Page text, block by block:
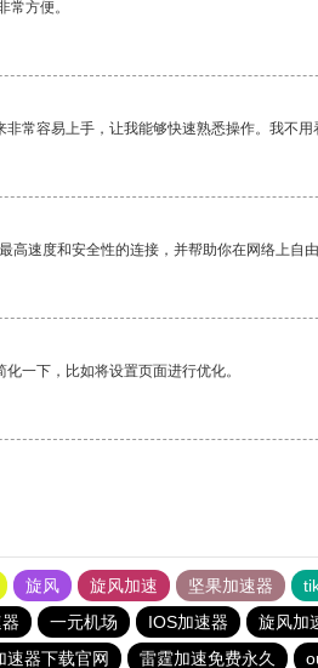
常方便。
常容易上手，让我能够快速熟悉操作。我不用
高速度和安全性的连接，并帮助你在网络上自由
一下，比如将设置页面进行优化。
旋风 旋风加速 坚果加速器
一元机场 IOS加速器 旋风加
速器下载官网 雷霆加速免费永久